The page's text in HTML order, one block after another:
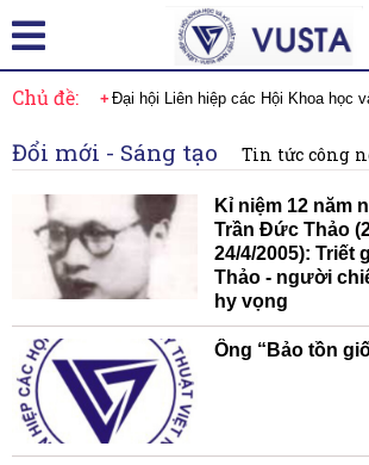
Chủ đề: Đại hội Liên hiệp các Hội Khoa học
Đổi mới - Sáng tạo Tin tức công
Kỉ niệm 12 năm
Trần Đức Thảo
24/4/2005): Triết
Thảo - người
hy vọng
Ông “Bảo tồn